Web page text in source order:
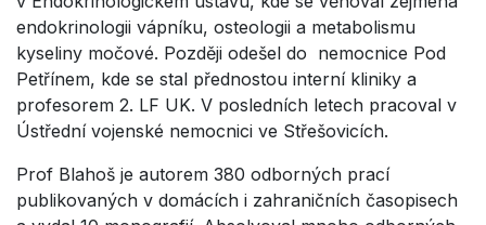
endokrinologii vápníku, osteologii a metabolismu
kyseliny močové. Později odešel do nemocnice Pod
Petřínem, kde se stal přednostou interní kliniky a
profesorem 2. LF UK. V posledních letech pracoval v
Ústřední vojenské nemocnici ve Střešovicích.
Prof Blahoš je autorem 380 odborných prací
publikovaných v domácích i zahraničních časopisech